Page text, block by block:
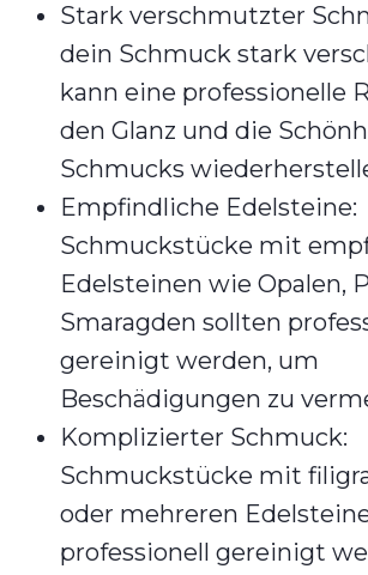
Stark verschmutzter
dein Schmuck stark
kann eine professionelle
den Glanz und die
Schmucks
Empfindliche Edelsteine:
Schmuckstücke mit
Edelsteinen wie Opalen,
Smaragden sollten
gereinigt werden, um
Beschädigungen zu
Komplizierter Schmuck:
Schmuckstücke mit
oder mehreren
professionell gereinigt